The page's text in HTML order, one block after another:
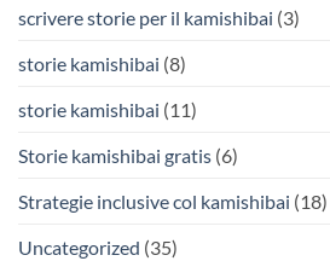
scrivere storie per il kamishibai (3)
storie kamishibai (8)
storie kamishibai (11)
Storie kamishibai gratis (6)
Strategie inclusive col kamishibai (18)
Uncategorized (35)